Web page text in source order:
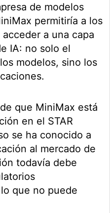
de modelos
permitiría a los
a una capa
IA: no solo el
modelos, sino los
que MiniMax está
en el STAR
se ha conocido a
al mercado de
todavía debe
que no puede